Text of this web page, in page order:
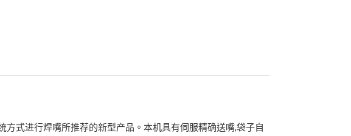
式进行焊嘴所推荐的新型产品。本机具有伺服精确送嘴,袋子自